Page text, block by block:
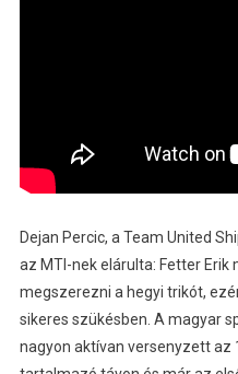
Dejan Percic, a Team United
az MTI-nek elárulta: Fetter
megszerezni a hegyi trikót,
sikeres szükésben. A magyar
nagyon aktívan versenyzett